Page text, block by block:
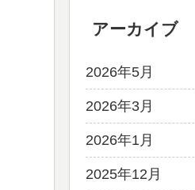
アーカイブ
2026年5月
2026年3月
2026年1月
2025年12月